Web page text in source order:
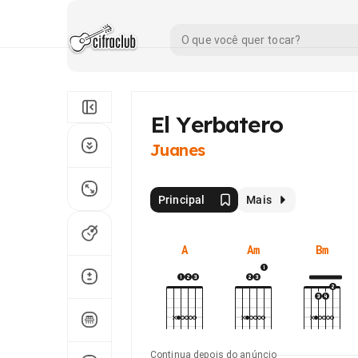
El Yerbatero
Juanes
Principal Mais
A Am Bm
Continua depois do anúncio